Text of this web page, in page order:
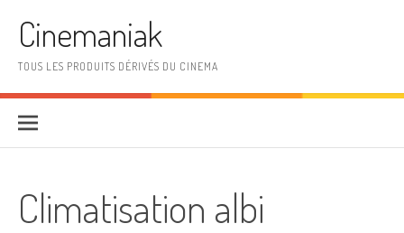
Cinemaniak
TOUS LES PRODUITS DÉRIVÉS DU CINEMA
Climatisation albi